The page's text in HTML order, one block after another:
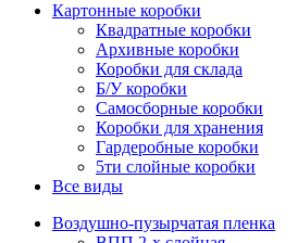
Картонные коробки
Квадратные коробки
Архивные коробки
Коробки для склада
Б/У коробки
Самосборные коробки
Коробки для хранения
Гардеробные коробки
5ти слойные коробки
Все виды
Воздушно-пузырчатая пленка